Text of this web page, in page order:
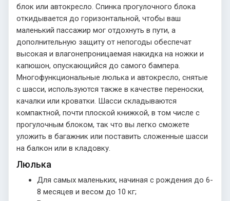
блок или автокресло. Спинка прогулочного блока
откидывается до горизонтальной, чтобы ваш
маленький пассажир мог отдохнуть в пути, а
дополнительную защиту от непогоды обеспечат
высокая и влагонепроницаемая накидка на ножки и
капюшон, опускающийся до самого бампера.
Многофункциональные люлька и автокресло, снятые
с шасси, используются также в качестве переноски,
качалки или кроватки. Шасси складываются
компактной, почти плоской книжкой, в том числе с
прогулочным блоком, так что вы легко сможете
уложить в багажник или поставить сложенные шасси
на балкон или в кладовку.
Люлька
Для самых маленьких, начиная с рождения до 6-
8 месяцев и весом до 10 кг;